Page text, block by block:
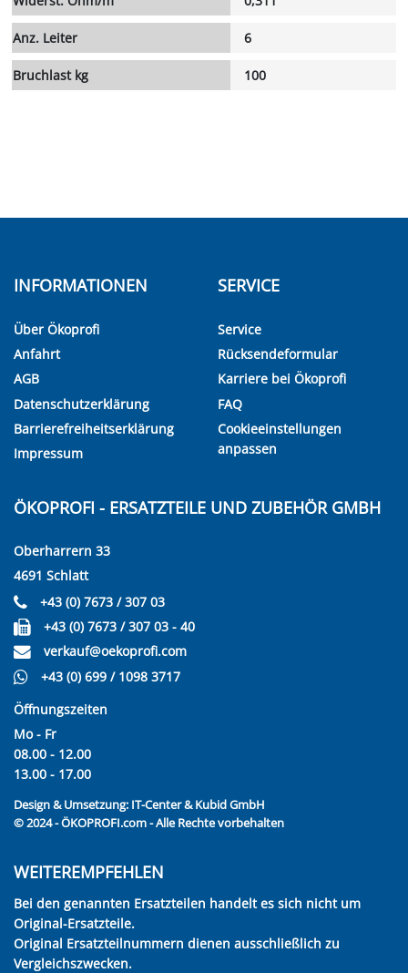
Anz. Leiter 6
Bruchlast kg 100
INFORMATIONEN
Über Ökoprofi
Anfahrt
AGB
Datenschutzerklärung
Barrierefreiheitserklärung
Impressum
SERVICE
Service
Rücksendeformular
Karriere bei Ökoprofi
FAQ
Cookieeinstellungen
anpassen
ÖKOPROFI - ERSATZTEILE UND ZUBEHÖR GMBH
Oberharrern 33
4691 Schlatt
+43 (0) 7673 / 307 03
+43 (0) 7673 / 307 03 - 40
verkauf@oekoprofi.com
+43 (0) 699 / 1098 3717
Öffnungszeiten
Mo - Fr
08.00 - 12.00
13.00 - 17.00
Design & Umsetzung: IT-Center & Kubid GmbH
© 2024 - ÖKOPROFI.com - Alle Rechte vorbehalten
WEITEREMPFEHLEN
Bei den genannten Ersatzteilen handelt es sich nicht um
Original-Ersatzteile.
Original Ersatzteilnummern dienen ausschließlich zu
Vergleichszwecken.